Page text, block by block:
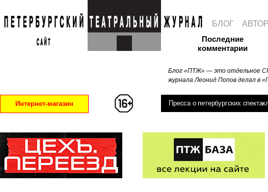
Последние
комментарии
Блог «ПТЖ» — это отдельное
журнала Леонид Попов делал в
Интернет-магазин Пресса о петербургских
БЛОГ